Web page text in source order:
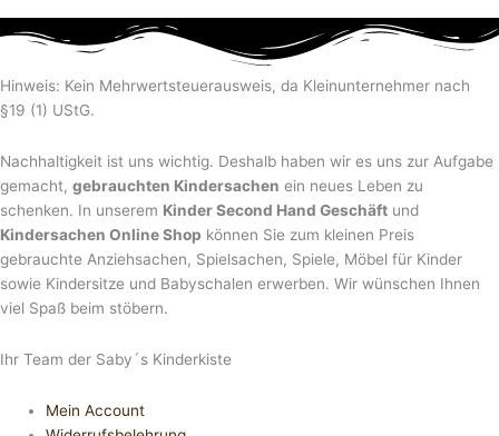
Hinweis: Kein Mehrwertsteuerausweis, da Kleinunternehmer nach
§19 (1) UStG.
Nachhaltigkeit ist uns wichtig. Deshalb haben wir es uns zur Aufgabe
gemacht, gebrauchten Kindersachen ein neues Leben zu
schenken. In unserem Kinder Second Hand Geschäft und
Kindersachen Online Shop können Sie zum kleinen Preis
gebrauchte Anziehsachen, Spiel­sachen, Spiele, Möbel für Kinder
sowie Kindersitze und Babyschalen erwerben. Wir wünschen Ihnen
viel Spaß beim stöbern.
Ihr Team der Saby´s Kinderkiste
Mein Account